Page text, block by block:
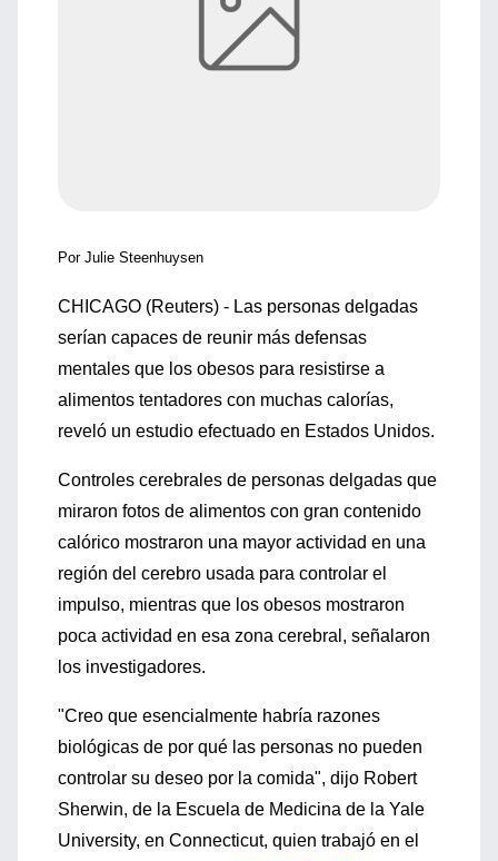
Por Julie Steenhuysen
CHICAGO (Reuters) - Las personas delgadas
serían capaces de reunir más defensas
mentales que los obesos para resistirse a
alimentos tentadores con muchas calorías,
reveló un estudio efectuado en Estados Unidos.
Controles cerebrales de personas delgadas que
miraron fotos de alimentos con gran contenido
calórico mostraron una mayor actividad en una
región del cerebro usada para controlar el
impulso, mientras que los obesos mostraron
poca actividad en esa zona cerebral, señalaron
los investigadores.
"Creo que esencialmente habría razones
biológicas de por qué las personas no pueden
controlar su deseo por la comida", dijo Robert
Sherwin, de la Escuela de Medicina de la Yale
University, en Connecticut, quien trabajó en el